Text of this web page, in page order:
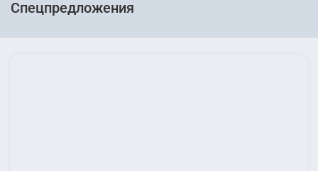
Спецпредложения